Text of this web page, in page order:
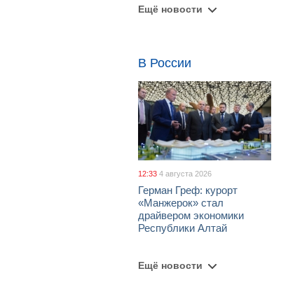
Ещё новости
В России
12:33 4 августа 2026
Герман Греф: курорт
«Манжерок» стал
драйвером экономики
Республики Алтай
Ещё новости